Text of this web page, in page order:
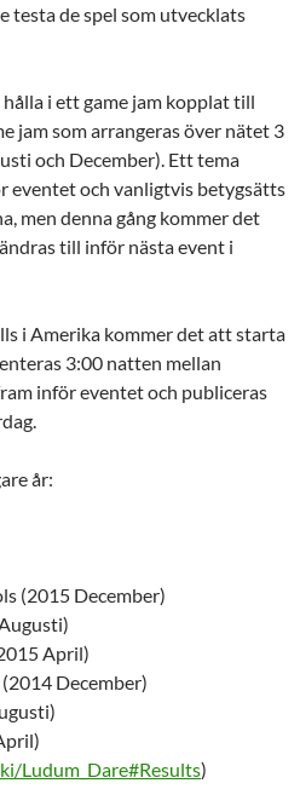
testa de spel som utvecklats
i ett game jam kopplat till
jam som arrangeras över nätet 3
och December). Ett tema
eventet och vanligtvis betygsätts
men denna gång kommer det
till inför nästa event i
i Amerika kommer det att starta
3:00 natten mellan
inför eventet och publiceras
år:
(2015 December)
April)
December)
Ludum_Dare#Results)